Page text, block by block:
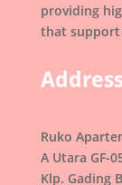
providing
that support
Ruko
A Utara GF-
Klp. Gading